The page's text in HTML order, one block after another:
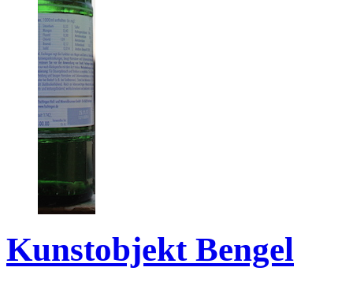
Kunstobjekt Bengel